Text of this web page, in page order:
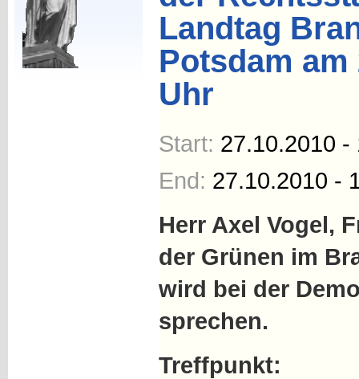
Landtag
Potsdam am
Uhr
Start: 27.10.2010 -
End: 27.10.2010 -
Herr Axel Vogel,
der Grünen im
wird bei der
sprechen.
Treffpunkt: